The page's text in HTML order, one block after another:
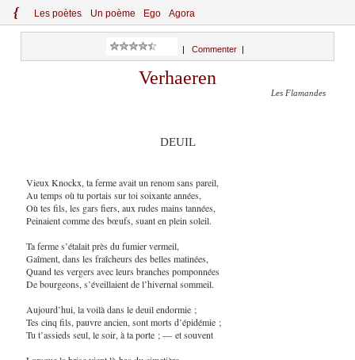
{ Les poètes Un poème Ego Agora
Commenter
Verhaeren
Les Flamandes
DEUIL
Vieux Knockx, ta ferme avait un renom sans pareil,
Au temps où tu portais sur toi soixante années,
Où tes fils, les gars fiers, aux rudes mains tannées,
Peinaient comme des bœufs, suant en plein soleil.
Ta ferme s’étalait près du fumier vermeil,
Gaîment, dans les fraîcheurs des belles matinées,
Quand tes vergers avec leurs branches pomponnées
De bourgeons, s’éveillaient de l’hivernal sommeil.
Aujourd’hui, la voilà dans le deuil endormie ;
Tes cinq fils, pauvre ancien, sont morts d’épidémie ;
Tu t’assieds seul, le soir, à ta porte ; — et souvent